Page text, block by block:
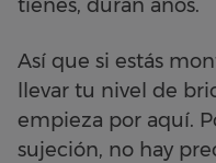
tienes, duran años.
Así que si estás
llevar tu nivel de
empieza por aquí.
sujeción, no hay